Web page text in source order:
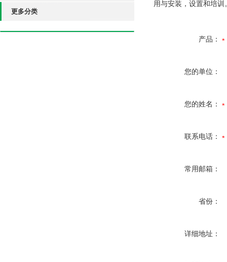
更多分类
用与安装，设置和培
产品：
您的单位：
您的姓名：
联系电话：
常用邮箱：
省份：
详细地址：